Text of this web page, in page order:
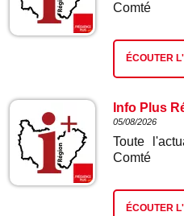
Comté
ÉCOUTER
Info Plus
05/08/2026
Toute
Comté
ÉCOUTER